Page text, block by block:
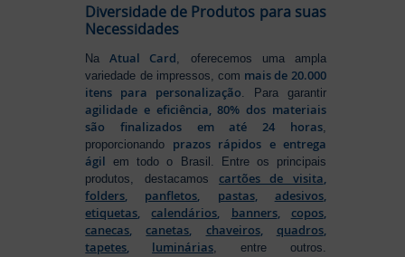
Diversidade de Produtos para suas
Necessidades
NaAtual Card, oferecemos uma ampla
variedade de impressos, com mais de 20.000
itens para personalização. Para garantir
agilidade e eficiência, 80% dos materiais
são finalizados em até 24 horas,
proporcionando prazos rápidos e entrega
ágil em todo o Brasil. Entre os principais
produtos, destacamos cartões de visita,
folders, panfletos, pastas, adesivos,
etiquetas,calendários, banners, copos,
canecas,canetas, chaveiros, quadros,
tapetes, luminárias, entre outros.